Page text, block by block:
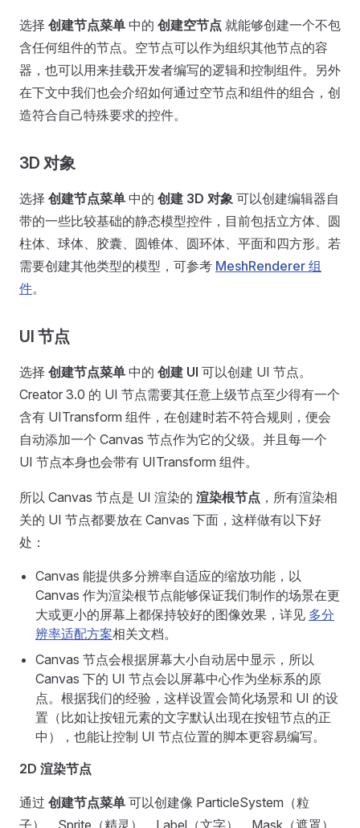
选择 创建节点菜单 中的 创建空节点 就能够创建一个不包
含任何组件的节点。空节点可以作为组织其他节点的容
器，也可以用来挂载开发者编写的逻辑和控制组件。另外
在下文中我们也会介绍如何通过空节点和组件的组合，创
造符合自己特殊要求的控件。
3D 对象
选择 创建节点菜单 中的 创建 3D 对象 可以创建编辑器自
带的一些比较基础的静态模型控件，目前包括立方体、圆
柱体、球体、胶囊、圆锥体、圆环体、平面和四方形。若
需要创建其他类型的模型，可参考 MeshRenderer 组
件。
UI 节点
选择 创建节点菜单 中的 创建 UI 可以创建 UI 节点。
Creator 3.0 的 UI 节点需要其任意上级节点至少得有一个
含有 UITransform 组件，在创建时若不符合规则，便会
自动添加一个 Canvas 节点作为它的父级。并且每一个
UI 节点本身也会带有 UITransform 组件。
所以 Canvas 节点是 UI 渲染的 渲染根节点 ，所有渲染相
关的 UI 节点都要放在 Canvas 下面，这样做有以下好
处：
Canvas 能提供多分辨率自适应的缩放功能，以
Canvas 作为渲染根节点能够保证我们制作的场景在更
大或更小的屏幕上都保持较好的图像效果，详见 多分
辨率适配方案相关文档。
Canvas 节点会根据屏幕大小自动居中显示，所以
Canvas 下的 UI 节点会以屏幕中心作为坐标系的原
点。根据我们的经验，这样设置会简化场景和 UI 的设
置（比如让按钮元素的文字默认出现在按钮节点的正
中），也能让控制 UI 节点位置的脚本更容易编写。
2D 渲染节点
通过 创建节点菜单 可以创建像 ParticleSystem（粒
子）、Sprite（精灵）、Label（文字）、Mask（遮罩）